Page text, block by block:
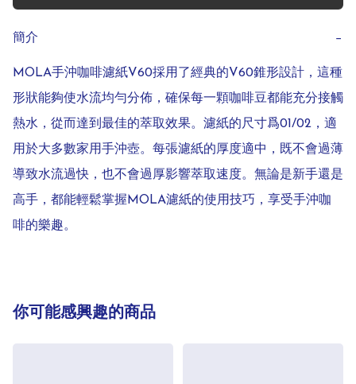
簡介 −
MOLA手沖咖啡濾紙V60採用了經典的V60錐形設計，這種
形狀能夠使水流均勻分佈，確保每一顆咖啡豆都能充分接觸
熱水，從而達到最佳的萃取效果。濾紙的尺寸爲01/02，適
用於大多數家用手沖壺。每張濾紙的厚度適中，既不會過薄
導致水流過快，也不會過厚影響萃取速度。無論是新手還是
高手，都能輕鬆掌握MOLA濾紙的使用技巧，享受手沖咖
啡的樂趣。
你可能感興趣的商品